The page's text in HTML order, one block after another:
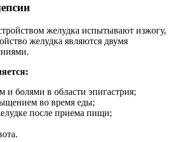
желудка испытывают изжогу,
желудка являются двумя
и болями в области эпигастрия;
во время еды;
после приема пищи;